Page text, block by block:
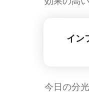
イン
今日の分